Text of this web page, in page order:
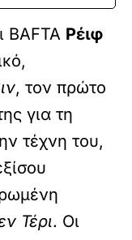
BAFTA Ρέιφ
, τον πρώτο
για τη
τέχνη του,
Τέρι. Οι